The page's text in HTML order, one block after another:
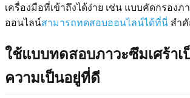
เครื่องมือที่เข้าถึงได้ง่าย เช่น แบบคัดกรองภ
ออนไลน์สามารถทดสอบออนไลน์ได้ที่นี่ สำ
ใช้แบบทดสอบภาวะซึมเศร้าเ
ความเป็นอยู่ที่ดี